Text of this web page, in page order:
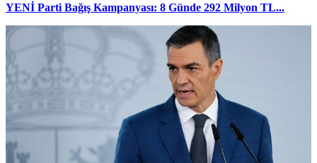
YENİ Parti Bağış Kampanyası: 8 Günde 292 Milyon TL...